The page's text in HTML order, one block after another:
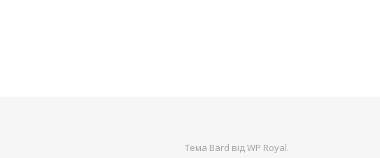
Тема Bard відWP Royal.